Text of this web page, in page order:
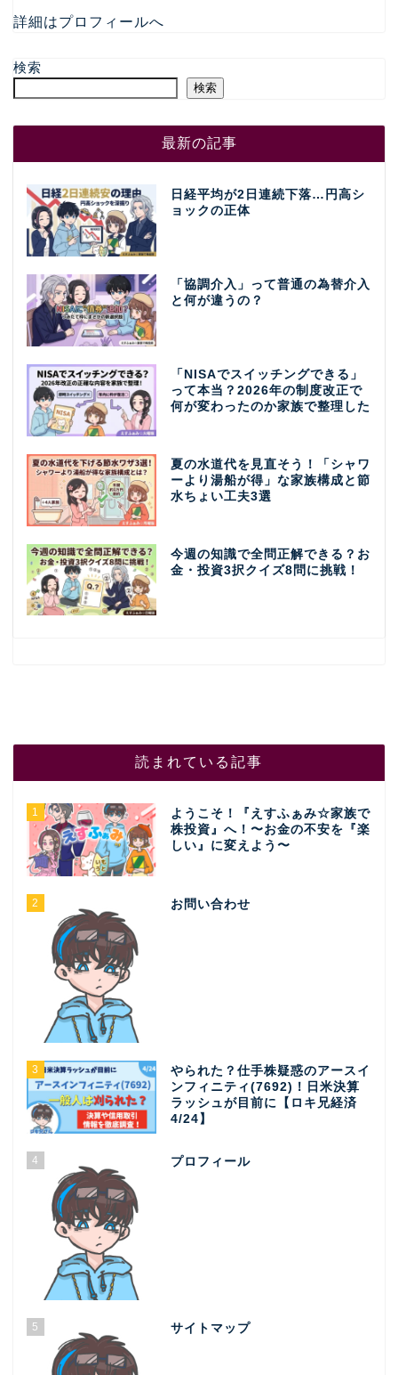
詳細はプロフィールへ
検索
検索
最新の記事
日経平均が2日連続下落…円高シ
ョックの正体
「協調介入」って普通の為替介入
と何が違うの？
「NISAでスイッチングできる」
って本当？2026年の制度改正で
何が変わったのか家族で整理した
夏の水道代を見直そう！「シャワ
ーより湯船が得」な家族構成と節
水ちょい工夫3選
今週の知識で全問正解できる？お
金・投資3択クイズ8問に挑戦！
読まれている記事
1
ようこそ！『えすふぁみ☆家族で
株投資』へ！〜お金の不安を『楽
しい』に変えよう〜
2 お問い合わせ
3
やられた？仕手株疑惑のアースイ
ンフィニティ(7692)！日米決算
ラッシュが目前に【ロキ兄経済
4/24】
4 プロフィール
5 サイトマップ